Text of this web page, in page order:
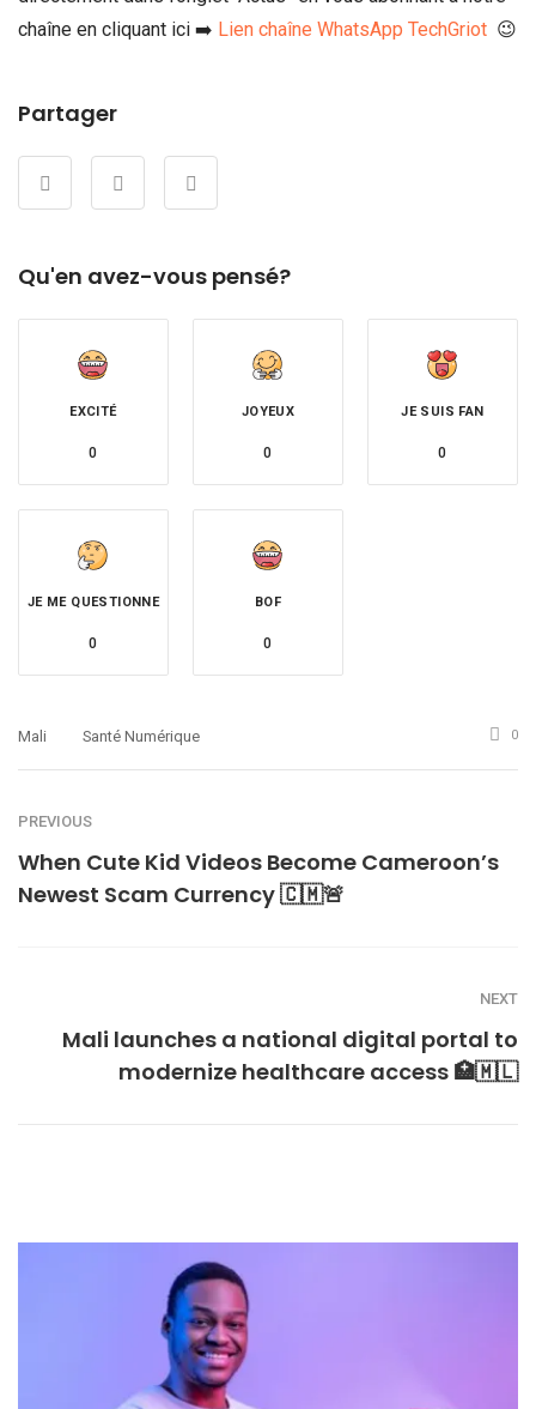
chaîne en cliquant ici ➡️ Lien chaîne WhatsApp TechGriot 😉
Partager
Qu'en avez-vous pensé?
EXCITÉ
0
JOYEUX
0
JE SUIS FAN
0
JE ME QUESTIONNE
0
BOF
0
Mali Santé Numérique 0
PREVIOUS
When Cute Kid Videos Become Cameroon’s
Newest Scam Currency 🇨🇲🚨
NEXT
Mali launches a national digital portal to
modernize healthcare access 🏥🇲🇱